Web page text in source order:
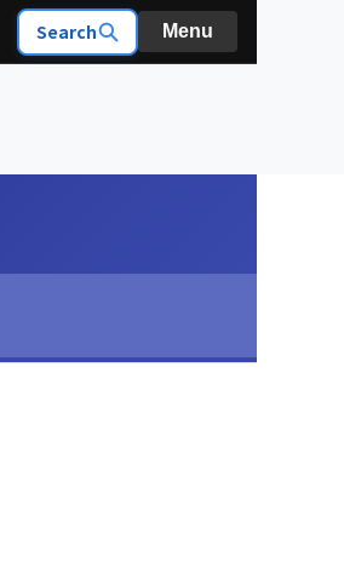
Search Menu